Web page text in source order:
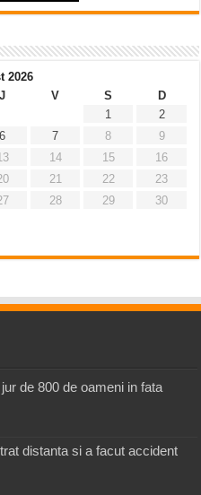
2026
J V S
D
1
2
6 7 8
9
14 15
16
21 22
23
28 29
30
de 800 de oameni in fata
distanta si a facut accident